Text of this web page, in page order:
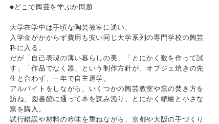
●どこで陶芸を学ぶか問題
大学在学中は手頃な陶芸教室に通い、
入学金がかからず費用も安い同じ大学系列の専門学校の陶芸
科に入る。
だが「自己表現の薄い暮らしの美」「とにかく数を作って試
す」「作品でなく器」という制作方針が、オブジェ焼きの先
生と合わず、一年で自主退学。
アルバイトをしながら、いくつかの陶芸教室や窯の焚き方を
訪ね、図書館に通って本を読み漁り、とにかく轆轤と小さな
窯を購入。
試行錯誤や材料の吟味を重ねながら、京都や大阪の手づくり